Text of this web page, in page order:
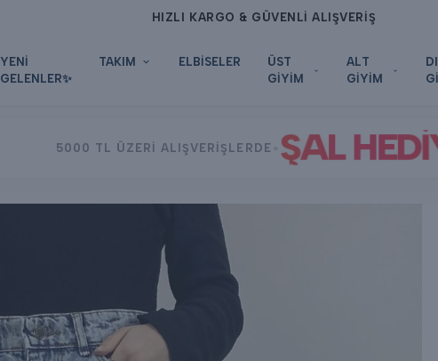
HIZLI KARGO & GÜVENLİ ALIŞVERİŞ
YENİ
GELENLER✨
TAKIM ELBİSELER
ÜST
GİYİM
ALT
GİYİM
5000 TL ÜZERİ ALIŞVERİŞLERDE ŞAL